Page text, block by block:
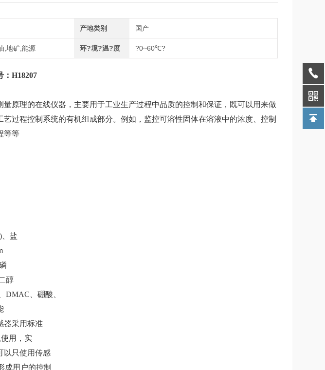
产地类别 国产
,地矿,能源 环?境?温?度 ?0~60℃?
： H18207
量原理的在线仪器，主要用于工业生产过程中品质的控制和保证，既可以用来做
艺过程控制系统的有机组成部分。例如，监控可溶性固体在溶液中的浓度、控制
等等
、盐
醇
DMAC、硼酸、
器采用标准
用，实
以只使用传感
成用户的控制